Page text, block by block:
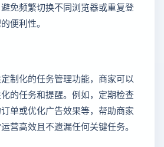
免频繁切换不同浏览器或重复登
便利性。
制化的任务管理功能，商家可以
的任务和提醒。例如，定期检查
单或优化广告效果等，帮助商家
营高效且不遗漏任何关键任务。